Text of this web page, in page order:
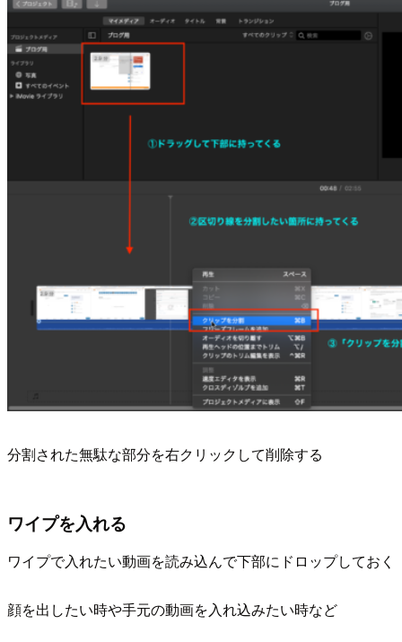
分割された無駄な部分を右クリックして削除する
ワイプを入れる
ワイプで入れたい動画を読み込んで下部にドロップしておく
顔を出したい時や手元の動画を入れ込みたい時など